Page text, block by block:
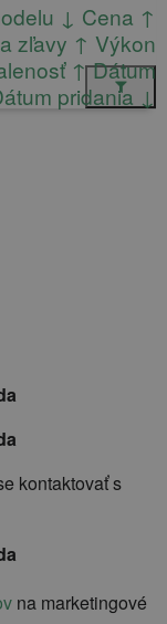
↓ Cena ↑
zľavy ↑ Výkon
↑Dátum
pridania ↓
kontaktovať s
na marketingové